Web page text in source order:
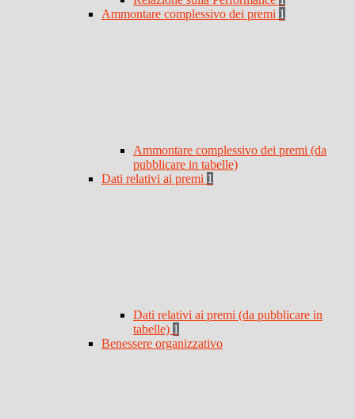
Ammontare complessivo dei premi 1
Ammontare complessivo dei premi (da
pubblicare in tabelle)
Dati relativi ai premi 1
Dati relativi ai premi (da pubblicare in
tabelle) 1
Benessere organizzativo